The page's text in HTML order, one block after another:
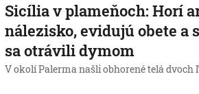
Sicília v plameňoch: Horí
nálezisko, evidujú obete a
sa otrávili dymom
V okolí Palerma našli obhorené telá dvoch